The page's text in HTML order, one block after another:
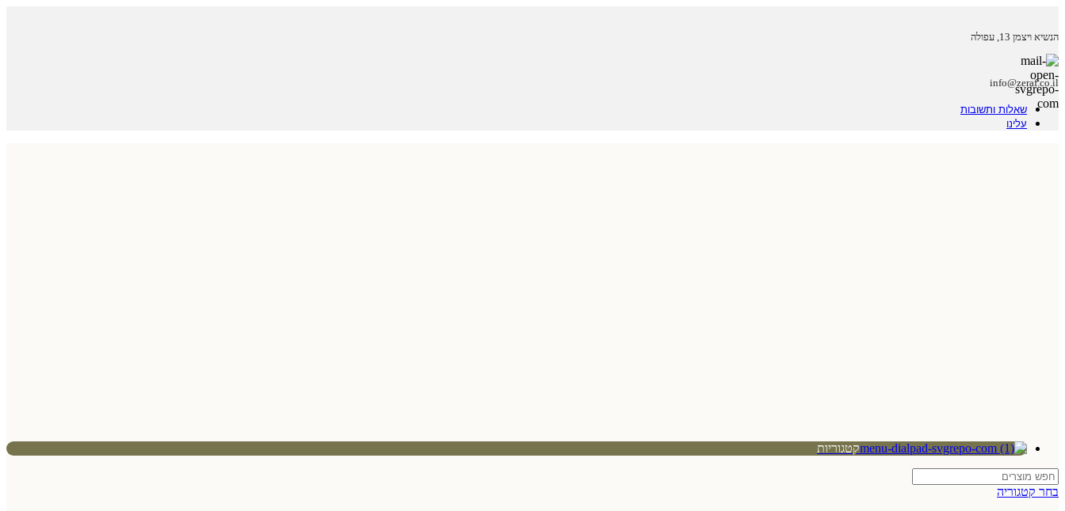
הנשיא ויצמן 13, עפולה
info@zeraf.co.il
שאלות ותשובות
עלינו
קטגוריות
בחר קטגוריה